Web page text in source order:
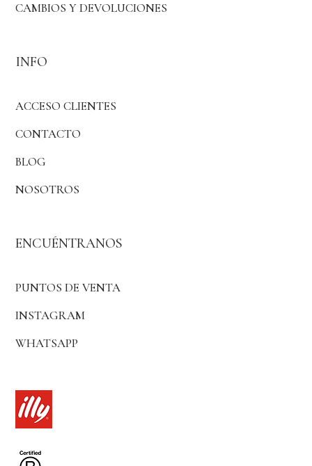
CAMBIOS Y DEVOLUCIONES
INFO
ACCESO CLIENTES
CONTACTO
BLOG
NOSOTROS
ENCUÉNTRANOS
PUNTOS DE VENTA
INSTAGRAM
WHATSAPP